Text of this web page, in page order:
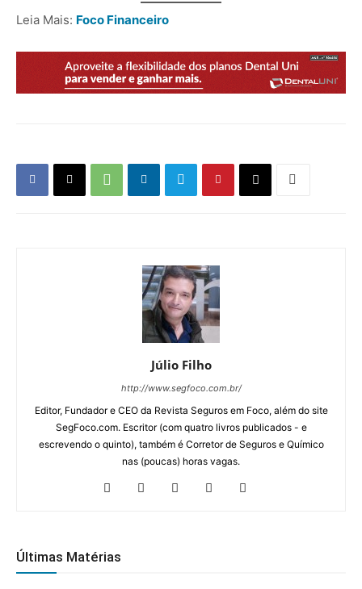
Leia Mais: Foco Financeiro
Júlio Filho
http://www.segfoco.com.br/
Editor, Fundador e CEO da Revista Seguros em Foco, além do site
SegFoco.com. Escritor (com quatro livros publicados - e
escrevendo o quinto), também é Corretor de Seguros e Químico
nas (poucas) horas vagas.
Últimas Matérias